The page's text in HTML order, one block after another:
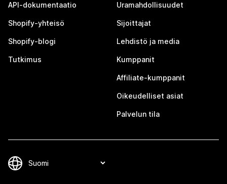
API-dokumentaatio
Shopify-yhteisö
Shopify-blogi
Tutkimus
Uramahdollisuudet
Sijoittajat
Lehdistö ja media
Kumppanit
Affiliate-kumppanit
Oikeudelliset asiat
Palvelun tila